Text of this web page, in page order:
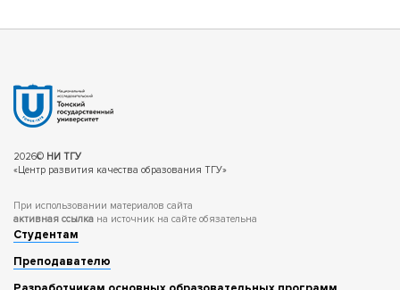
2026© НИ ТГУ
«Центр развития качества образования ТГУ»
При использовании материалов сайта
активная ссылка на источник на сайте обязательна
Студентам
Преподавателю